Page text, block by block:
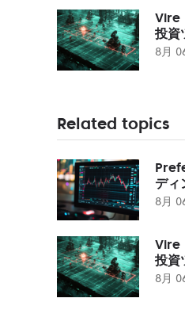
Vire
投資
8月
Related topics
ディ
8月
Vire
投資
8月